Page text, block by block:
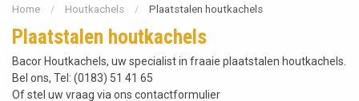
Home / Houtkachels / Plaatstalen houtkachels
Plaatstalen houtkachels
Bacor Houtkachels, uw specialist in fraaie plaatstalen houtkachels.
Bel ons, Tel: (0183) 51 41 65
Of stel uw vraag via ons contactformulier